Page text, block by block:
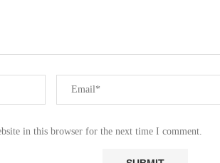
in this browser for the next time I comment.